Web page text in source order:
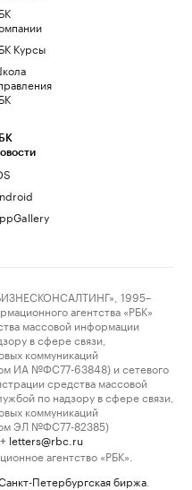
Курсы
1995–
агентства «РБК»
массовой информации
в сфере связи,
коммуникаций
ИА №ФС77-63848) и сетевого
средства массовой
по надзору в сфере связи,
коммуникаций
ЭЛ №ФС77-82385)
letters@rbc.ru
агентство «РБК».
Петербургская биржа